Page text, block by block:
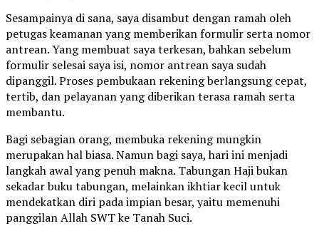
Sesampainya di sana, saya disambut dengan ramah oleh
petugas keamanan yang memberikan formulir serta nomor
antrean. Yang membuat saya terkesan, bahkan sebelum
formulir selesai saya isi, nomor antrean saya sudah
dipanggil. Proses pembukaan rekening berlangsung cepat,
tertib, dan pelayanan yang diberikan terasa ramah serta
membantu.
Bagi sebagian orang, membuka rekening mungkin
merupakan hal biasa. Namun bagi saya, hari ini menjadi
langkah awal yang penuh makna. Tabungan Haji bukan
sekadar buku tabungan, melainkan ikhtiar kecil untuk
mendekatkan diri pada impian besar, yaitu memenuhi
panggilan Allah SWT ke Tanah Suci.